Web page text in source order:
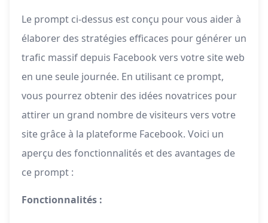
Le prompt ci-dessus est conçu pour vous aider à
élaborer des stratégies efficaces pour générer un
trafic massif depuis Facebook vers votre site web
en une seule journée. En utilisant ce prompt,
vous pourrez obtenir des idées novatrices pour
attirer un grand nombre de visiteurs vers votre
site grâce à la plateforme Facebook. Voici un
aperçu des fonctionnalités et des avantages de
ce prompt :
Fonctionnalités :